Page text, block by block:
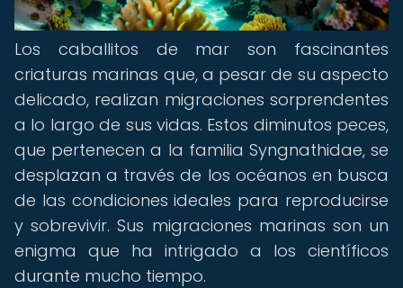
Los caballitos de mar son fascinantes
criaturas marinas que, a pesar de su aspecto
delicado, realizan migraciones sorprendentes
a lo largo de sus vidas. Estos diminutos peces,
que pertenecen a la familia Syngnathidae, se
desplazan a través de los océanos en busca
de las condiciones ideales para reproducirse
y sobrevivir. Sus migraciones marinas son un
enigma que ha intrigado a los científicos
durante mucho tiempo.